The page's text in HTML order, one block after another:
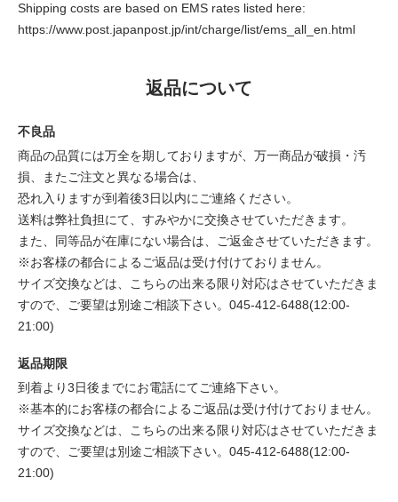
Shipping costs are based on EMS rates listed here:
https://www.post.japanpost.jp/int/charge/list/ems_all_en.html
返品について
不良品
商品の品質には万全を期しておりますが、万一商品が破損・汚
損、またご注文と異なる場合は、
恐れ入りますが到着後3日以内にご連絡ください。
送料は弊社負担にて、すみやかに交換させていただきます。
また、同等品が在庫にない場合は、ご返金させていただきます。
※お客様の都合によるご返品は受け付けておりません。
サイズ交換などは、こちらの出来る限り対応はさせていただきま
すので、ご要望は別途ご相談下さい。045-412-6488(12:00-
21:00)
返品期限
到着より3日後までにお電話にてご連絡下さい。
※基本的にお客様の都合によるご返品は受け付けておりません。
サイズ交換などは、こちらの出来る限り対応はさせていただきま
すので、ご要望は別途ご相談下さい。045-412-6488(12:00-
21:00)